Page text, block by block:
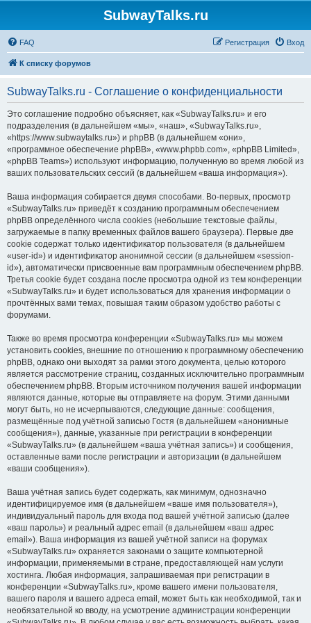
SubwayTalks.ru
FAQ Вход
Регистрация
К списку форумов
SubwayTalks.ru - Соглашение о конфиденциальности
Это соглашение подробно объясняет, как «SubwayTalks.ru» и его
подразделения (в дальнейшем «мы», «наш», «SubwayTalks.ru»,
«https://www.subwaytalks.ru») и phpBB (в дальнейшем «они»,
«программное обеспечение phpBB», «www.phpbb.com», «phpBB Limited»,
«phpBB Teams») используют информацию, полученную во время любой из
ваших пользовательских сессий (в дальнейшем «ваша информация»).
Ваша информация собирается двумя способами. Во-первых, просмотр
«SubwayTalks.ru» приведёт к созданию программным обеспечением
phpBB определённого числа cookies (небольшие текстовые файлы,
загружаемые в папку временных файлов вашего браузера). Первые две
cookie содержат только идентификатор пользователя (в дальнейшем
«user-id») и идентификатор анонимной сессии (в дальнейшем «session-
id»), автоматически присвоенные вам программным обеспечением phpBB.
Третья cookie будет создана после просмотра одной из тем конференции
«SubwayTalks.ru» и будет использоваться для хранения информации о
прочтённых вами темах, повышая таким образом удобство работы с
форумами.
Также во время просмотра конференции «SubwayTalks.ru» мы можем
установить cookies, внешние по отношению к программному обеспечению
phpBB, однако они выходят за рамки этого документа, целью которого
является рассмотрение страниц, созданных исключительно программным
обеспечением phpBB. Вторым источником получения вашей информации
являются данные, которые вы отправляете на форум. Этими данными
могут быть, но не исчерпываются, следующие данные: сообщения,
размещённые под учётной записью Гостя (в дальнейшем «анонимные
сообщения»), данные, указанные при регистрации в конференции
«SubwayTalks.ru» (в дальнейшем «ваша учётная запись») и сообщения,
оставленные вами после регистрации и авторизации (в дальнейшем
«ваши сообщения»).
Ваша учётная запись будет содержать, как минимум, однозначно
идентифицируемое имя (в дальнейшем «ваше имя пользователя»),
индивидуальный пароль для входа под вашей учётной записью (далее
«ваш пароль») и реальный адрес email (в дальнейшем «ваш адрес
email»). Ваша информация из вашей учётной записи на форумах
«SubwayTalks.ru» охраняется законами о защите компьютерной
информации, применяемыми в стране, предоставляющей нам услуги
хостинга. Любая информация, запрашиваемая при регистрации в
конференции «SubwayTalks.ru», кроме вашего имени пользователя,
вашего пароля и вашего адреса email, может быть как необходимой, так и
необязательной ко вводу, на усмотрение администрации конференции